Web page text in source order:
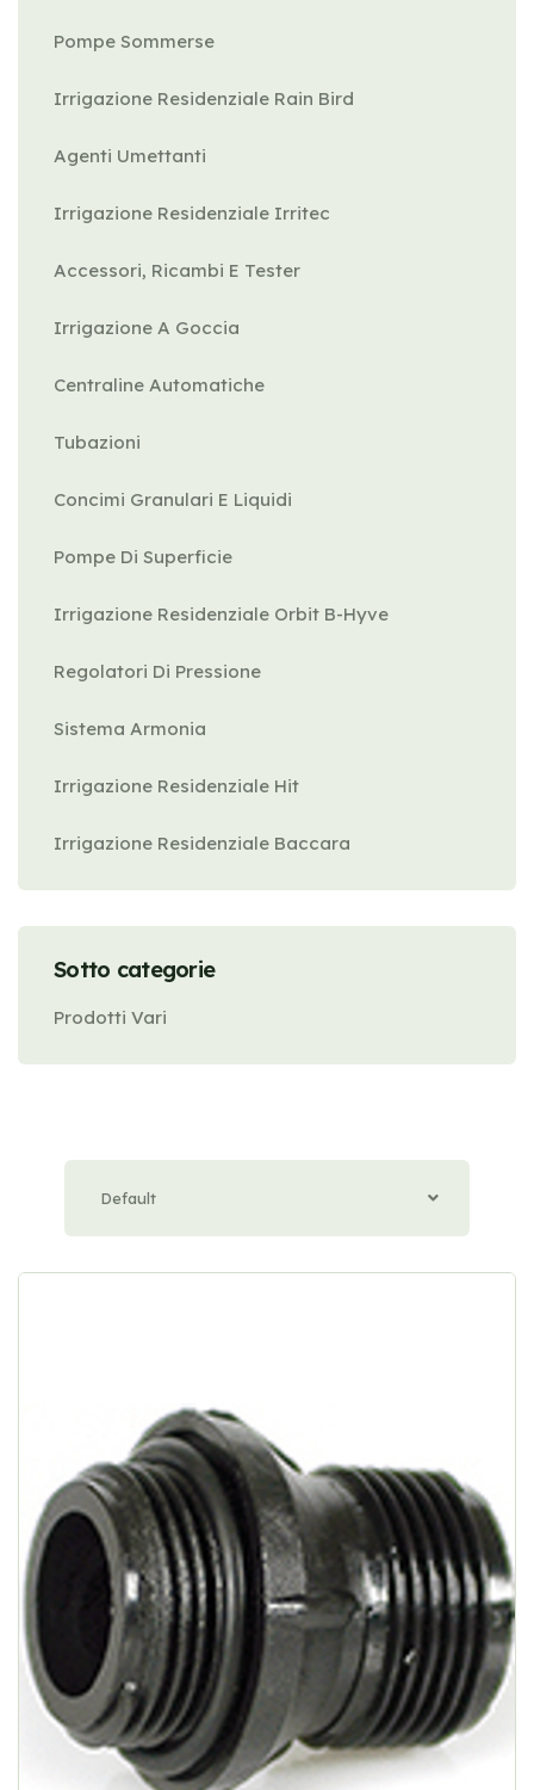
Pompe Sommerse
Irrigazione Residenziale Rain Bird
Agenti Umettanti
Irrigazione Residenziale Irritec
Accessori, Ricambi E Tester
Irrigazione A Goccia
Centraline Automatiche
Tubazioni
Concimi Granulari E Liquidi
Pompe Di Superficie
Irrigazione Residenziale Orbit B-Hyve
Regolatori Di Pressione
Sistema Armonia
Irrigazione Residenziale Hit
Irrigazione Residenziale Baccara
Sotto categorie
Prodotti Vari
Default